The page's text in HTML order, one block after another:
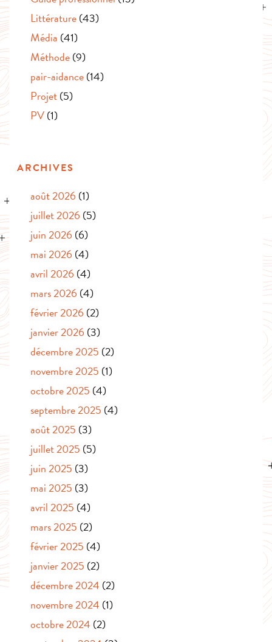
Littérature(43)
Média (41)
Méthode(9)
pair-aidance(14)
Projet(5)
PV(1)
ARCHIVES
août 2026 (1)
juillet 2026 (5)
juin 2026 (6)
mai 2026 (4)
avril 2026 (4)
mars 2026 (4)
février 2026 (2)
janvier 2026 (3)
décembre 2025 (2)
novembre 2025 (1)
octobre 2025 (4)
septembre 2025 (4)
août 2025 (3)
juillet 2025 (5)
juin 2025 (3)
mai 2025 (3)
avril 2025 (4)
mars 2025 (2)
février 2025 (4)
janvier 2025 (2)
décembre 2024 (2)
novembre 2024 (1)
octobre 2024 (2)